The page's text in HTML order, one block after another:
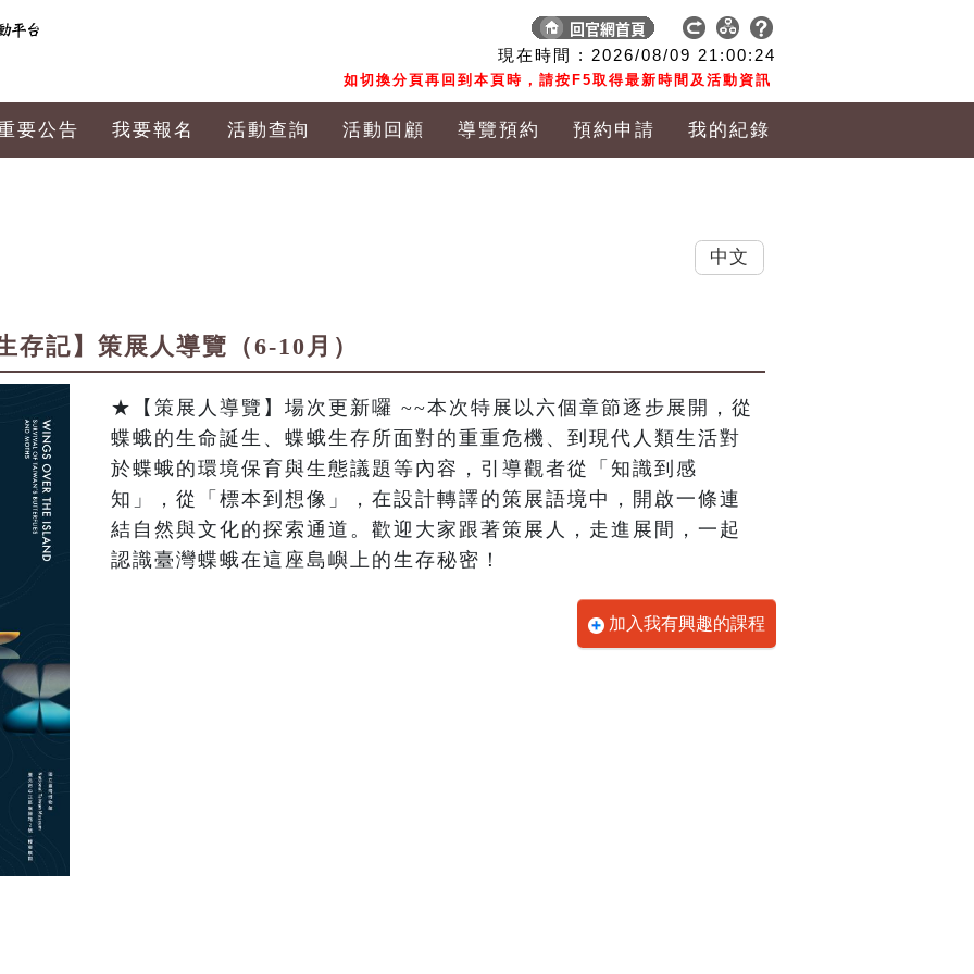
現在時間 : 2026/08/09 21:00:25
如切換分頁再回到本頁時，請按F5取得最新時間及活動資訊
要公告 我要報名 活動查詢 活動回顧 導覽預約 預約申請 我的紀錄
存記】策展人導覽（6-10月）
★【策展人導覽】場次更新囉 ~~本次特展以六個章節逐步展開，從
蝶蛾的生命誕生、蝶蛾生存所面對的重重危機、到現代人類生活對
於蝶蛾的環境保育與生態議題等內容，引導觀者從「知識到感
知」，從「標本到想像」，在設計轉譯的策展語境中，開啟一條連
結自然與文化的探索通道。歡迎大家跟著策展人，走進展間，一起
認識臺灣蝶蛾在這座島嶼上的生存秘密！
加入我有興趣的課程